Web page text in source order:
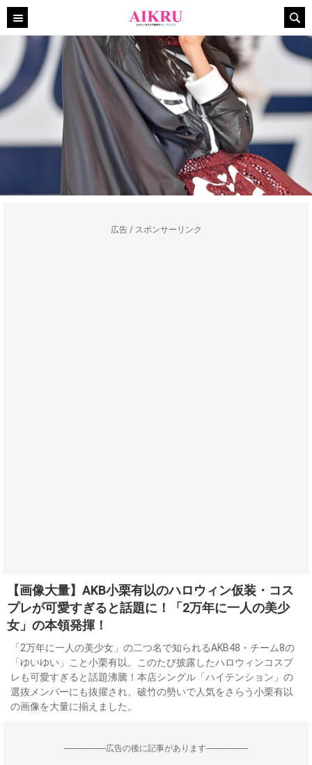
広告 / スポンサーリンク
【画像大量】AKB小栗有以のハロウィン仮装・コス
プレが可愛すぎると話題に！「2万年に一人の美少
女」の本領発揮！
「2万年に一人の美少女」の二つ名で知られるAKB48・チーム8の
「ゆいゆい」こと小栗有以。このたび披露したハロウィンコスプ
レも可愛すぎると話題沸騰！本店シングル「ハイテンション」の
選抜メンバーにも抜擢され、破竹の勢いで人気をさらう小栗有以
の画像を大量に揃えました。
--------------------広告の後に記事があります--------------------